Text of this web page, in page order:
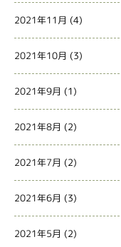
2021年11月 (4)
2021年10月 (3)
2021年9月 (1)
2021年8月 (2)
2021年7月 (2)
2021年6月 (3)
2021年5月 (2)